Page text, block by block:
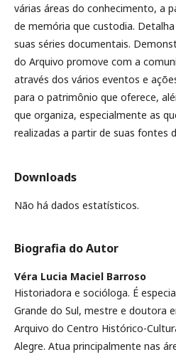
várias áreas do conhecimento, a
de memória que custodia.
suas séries documentais.
do Arquivo promove com a
através dos vários eventos e
para o patrimônio que oferece,
que organiza, especialmente as
realizadas a partir de suas fontes
Downloads
Não há dados estatísticos.
Biografia do Autor
Véra Lucia Maciel Barroso
Historiadora e socióloga. É
Grande do Sul, mestre e doutora
Arquivo do Centro Histórico-
Alegre. Atua principalmente nas